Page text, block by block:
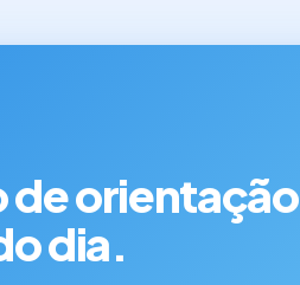
de orientação
dia.